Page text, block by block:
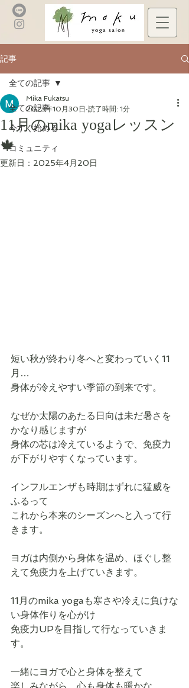
記事
全ての記事
今すぐ始める
コミュニティ
全ての記事
11月のmika yogaレッスン
🍁
Mika Fukatsu
2023年10月30日 読了時間: 1分
更新日： 2025年4月20日
短い秋が終わり冬へと変わっていく11
月…
身体が冷えやすい季節の到来です。
なぜか太陽のあたる日向は未だ暑さを
かなり感じますが
身体の芯は冷えているようで、免疫力
が下がりやすくなっています。
インフルエンザも時期はずれに猛威を
ふるって
これから本来のシーズンへと入って行
きます。
ヨガは内側から身体を温め、ほぐし整
えて免疫力を上げていきます。
11月のmika yogaも寒さや冷えに負けな
い身体作りを心がけ
免疫力UPを目指して行なっていきま
す。
一緒にヨガで心と身体を整えて